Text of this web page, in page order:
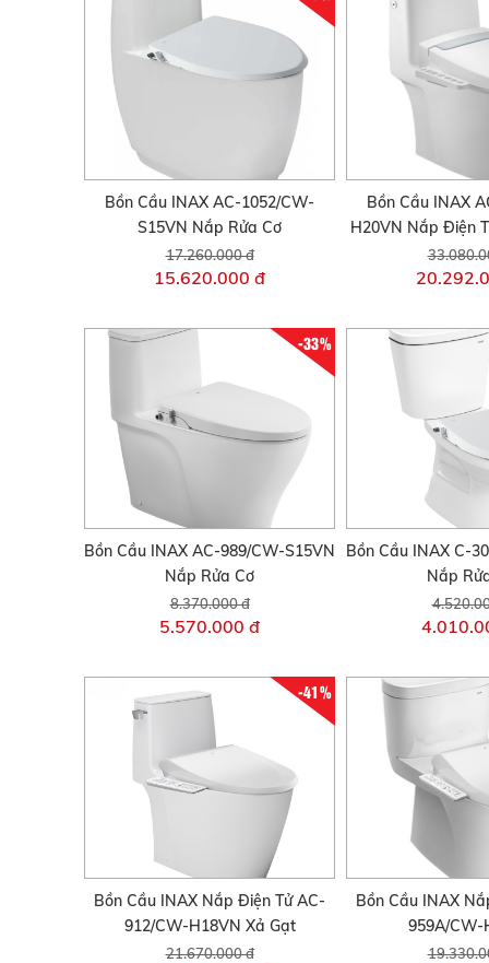
Bồn Cầu INAX AC-1052/CW-
S15VN Nắp Rửa Cơ
17.260.000 đ
15.620.000 đ
Bồn Cầu INAX
H20VN Nắp Điện
-33%
Bồn Cầu INAX AC-989/CW-S15VN
Nắp Rửa Cơ
8.370.000 đ
5.570.000 đ
Bồn Cầu INAX C-
Nắp
-41%
Bồn Cầu INAX Nắp Điện Tử AC-
912/CW-H18VN Xả Gạt
21.670.000 đ
Bồn Cầu INAX
959A/CW-